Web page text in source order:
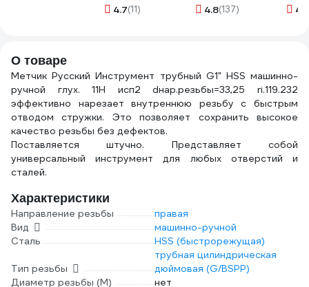
МастерАлмаз
4.7(11)
Р6М5К5; класс А1)
4.8(137) 4.2
О товаре
Метчик Русский Инструмент трубный G1" HSS машинно-
ручной глух. 11Н исп2 dнар.резьбы=33,25 ri.119.232
эффективно нарезает внутреннюю резьбу с быстрым
отводом стружки. Это позволяет сохранить высокое
качество резьбы без дефектов.
Поставляется штучно. Представляет собой
универсальный инструмент для любых отверстий и
сталей.
Характеристики
Направление резьбы
правая
Вид
машинно-ручной
Сталь
HSS (быстрорежущая)
Тип резьбы
трубная цилиндрическая
дюймовая (G/BSPP)
Диаметр резьбы (М)
нет